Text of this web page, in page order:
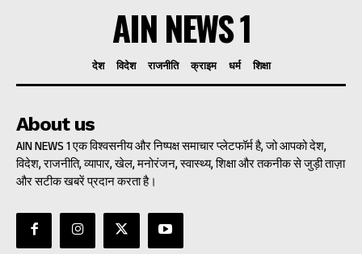
AIN NEWS 1
देश विदेश राजनीति क्राइम धर्म शिक्षा
About us
AIN NEWS 1 एक विश्वसनीय और निष्पक्ष समाचार प्लेटफॉर्म है, जो आपको देश,
विदेश, राजनीति, व्यापार, खेल, मनोरंजन, स्वास्थ्य, शिक्षा और तकनीक से जुड़ी ताज़ा
और सटीक खबरें प्रदान करता है।